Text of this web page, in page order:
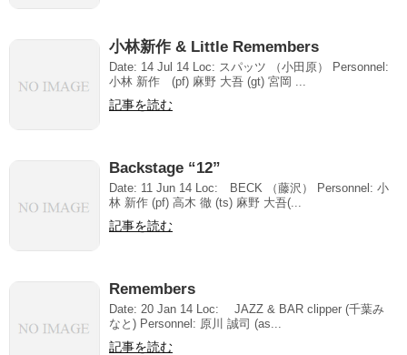
小林新作 & Little Remembers
Date: 14 Jul 14 Loc: スパッツ （小田原） Personnel:
小林 新作 (pf) 麻野 大吾 (gt) 宮岡 ...
記事を読む
Backstage “12”
Date: 11 Jun 14 Loc: BECK （藤沢） Personnel: 小
林 新作 (pf) 高木 徹 (ts) 麻野 大吾(...
記事を読む
Remembers
Date: 20 Jan 14 Loc: JAZZ & BAR clipper (千葉み
なと) Personnel: 原川 誠司 (as...
記事を読む